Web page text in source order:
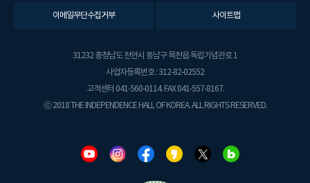
이메일무단수집거부 사이트맵
31232 충청남도 천안시 동남구 목천읍 독립기념관로 1
사업자등록번호 : 312-82-02552
고객센터 041-560-0114. FAX 041-557-8167.
ⓒ 2018 THE INDEPENDENCE HALL OF KOREA. ALL RIGHTS RESERVED.